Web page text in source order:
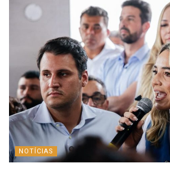
NOTÍCIAS